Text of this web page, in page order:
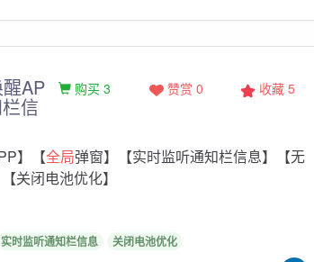
AP
信
收藏 5
赞赏 0
购买 3
】【全局弹窗】【实时监听通知栏信息】【无
关闭电池优化】
实时监听通知栏信息 关闭电池优化